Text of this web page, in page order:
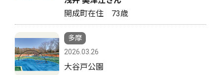
開成町在住 73歳
多摩
2026.03.26
大谷戸公園